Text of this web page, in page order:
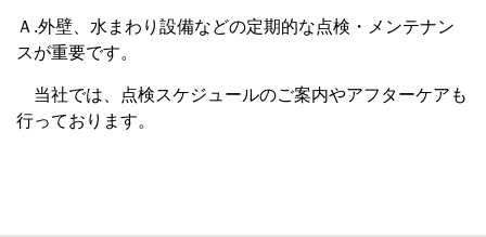
Ａ.外壁、水まわり設備などの定期的な点検・メンテナン
スが重要です。
当社では、点検スケジュールのご案内やアフターケアも
行っております。